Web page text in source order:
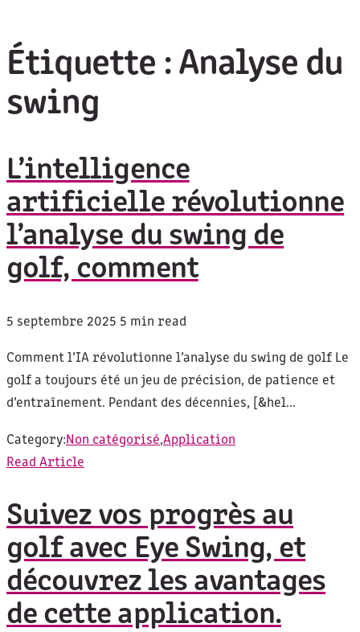
Étiquette : Analyse du
swing
L’intelligence
artificielle révolutionne
l’analyse du swing de
golf, comment
5 septembre 2025 5 min read
Comment l’IA révolutionne l’analyse du swing de golf Le
golf a toujours été un jeu de précision, de patience et
d’entraînement. Pendant des décennies, [&hel...
Category:Non catégorisé,Application
Read Article
Suivez vos progrès au
golf avec Eye Swing, et
découvrez les avantages
de cette application.